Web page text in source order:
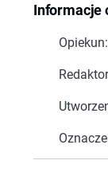
Informacje
Opiekun: